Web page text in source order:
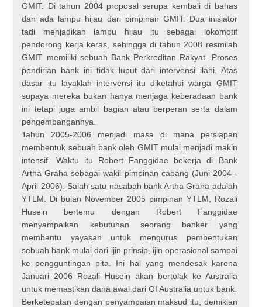
GMIT. Di tahun 2004 proposal serupa kembali di bahas
dan ada lampu hijau dari pimpinan GMIT. Dua inisiator
tadi menjadikan lampu hijau itu sebagai lokomotif
pendorong kerja keras, sehingga di tahun 2008 resmilah
GMIT memiliki sebuah Bank Perkreditan Rakyat. Proses
pendirian bank ini tidak luput dari intervensi ilahi. Atas
dasar itu layaklah intervensi itu diketahui warga GMIT
supaya mereka bukan hanya menjaga keberadaan bank
ini tetapi juga ambil bagian atau berperan serta dalam
pengembangannya.
Tahun 2005-2006 menjadi masa di mana persiapan
membentuk sebuah bank oleh GMIT mulai menjadi makin
intensif. Waktu itu Robert Fanggidae bekerja di Bank
Artha Graha sebagai wakil pimpinan cabang (Juni 2004 -
April 2006). Salah satu nasabah bank Artha Graha adalah
YTLM. Di bulan November 2005 pimpinan YTLM, Rozali
Husein bertemu dengan Robert Fanggidae
menyampaikan kebutuhan seorang banker yang
membantu yayasan untuk mengurus pembentukan
sebuah bank mulai dari ijin prinsip, ijin operasional sampai
ke pengguntingan pita. Ini hal yang mendesak karena
Januari 2006 Rozali Husein akan bertolak ke Australia
untuk memastikan dana awal dari OI Australia untuk bank.
Berketepatan dengan penyampaian maksud itu, demikian